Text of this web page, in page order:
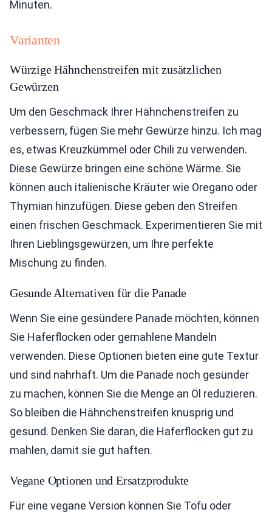
Minuten.
Varianten
Würzige Hähnchenstreifen mit zusätzlichen
Gewürzen
Um den Geschmack Ihrer Hähnchenstreifen zu
verbessern, fügen Sie mehr Gewürze hinzu. Ich mag
es, etwas Kreuzkümmel oder Chili zu verwenden.
Diese Gewürze bringen eine schöne Wärme. Sie
können auch italienische Kräuter wie Oregano oder
Thymian hinzufügen. Diese geben den Streifen
einen frischen Geschmack. Experimentieren Sie mit
Ihren Lieblingsgewürzen, um Ihre perfekte
Mischung zu finden.
Gesunde Alternativen für die Panade
Wenn Sie eine gesündere Panade möchten, können
Sie Haferflocken oder gemahlene Mandeln
verwenden. Diese Optionen bieten eine gute Textur
und sind nahrhaft. Um die Panade noch gesünder
zu machen, können Sie die Menge an Öl reduzieren.
So bleiben die Hähnchenstreifen knusprig und
gesund. Denken Sie daran, die Haferflocken gut zu
mahlen, damit sie gut haften.
Vegane Optionen und Ersatzprodukte
Für eine vegane Version können Sie Tofu oder